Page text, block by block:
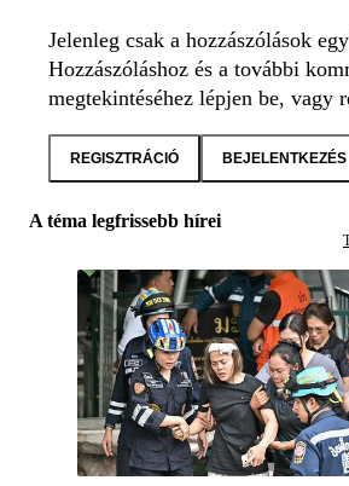
Jelenleg csak a hozzászólások
Hozzászóláshoz és a további
megtekintéséhez lépjen be, vagy
REGISZTRÁCIÓ BEJELENTKEZÉS
A téma legfrissebb hírei